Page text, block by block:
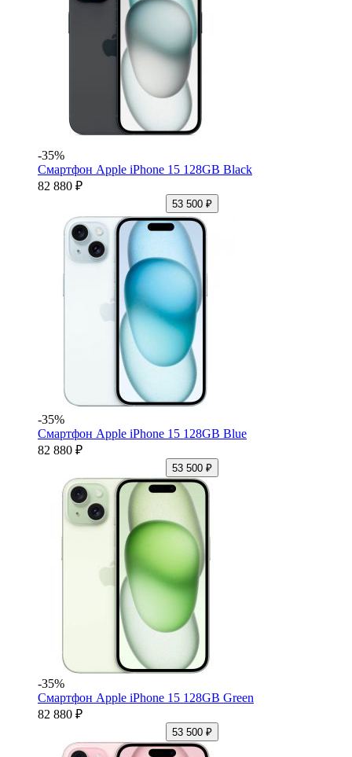
-35%
Смартфон Apple iPhone 15 128GB Black
82 880 ₽
53 500 ₽
-35%
Смартфон Apple iPhone 15 128GB Blue
82 880 ₽
53 500 ₽
-35%
Смартфон Apple iPhone 15 128GB Green
82 880 ₽
53 500 ₽